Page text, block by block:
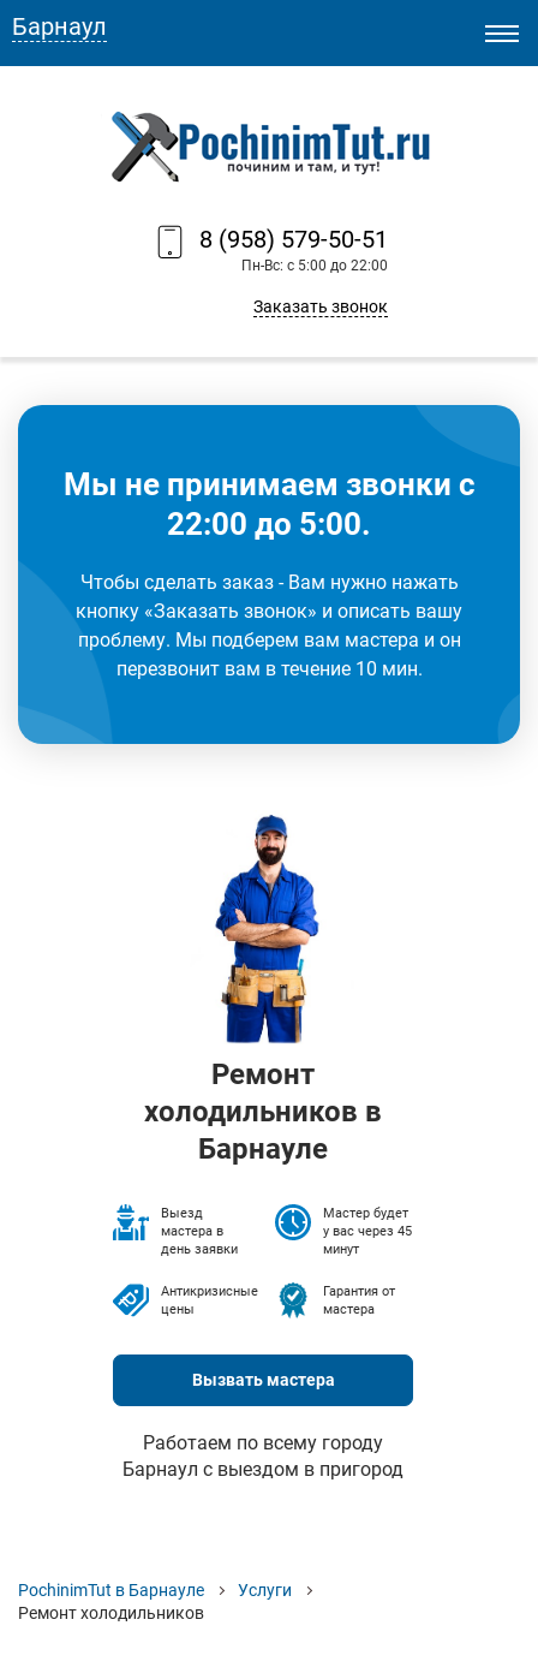
8 (958) 579-50-51
Пн-Вс: с 5:00 до 22:00
Заказать звонок
Барнаул
Мы не принимаем звонки с
22:00 до 5:00.
Чтобы сделать заказ - Вам нужно нажать
кнопку «Заказать звонок» и описать вашу
проблему. Мы подберем вам мастера и он
перезвонит вам в течение 10 мин.
Ремонт
холодильников в
Барнауле
Выезд
мастера в
день заявки
Мастер будет
у вас через 45
минут
Антикризисные
цены
Гарантия от
мастера
Вызвать мастера
Работаем по всему городу
Барнаул с выездом в пригород
PochinimTut в Барнауле
Услуги
Ремонт холодильников